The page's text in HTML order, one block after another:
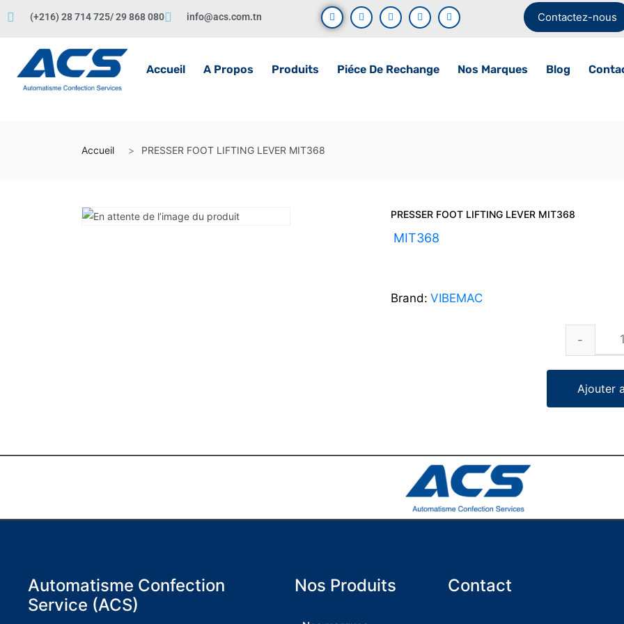
(+216) 28 714 725/ 29 868 080 info@acs.com.tn Contactez-nous
Accueil A Propos Produits Piéce De Rechange Nos Marques Blog
Accueil PRESSER FOOT LIFTING LEVER MIT368
PRESSER FOOT LIFTING LEVER MIT368
MIT368
Brand: VIBEMAC
Ajouter
Automatisme Confection
Service (ACS)
Nos Produits Contact